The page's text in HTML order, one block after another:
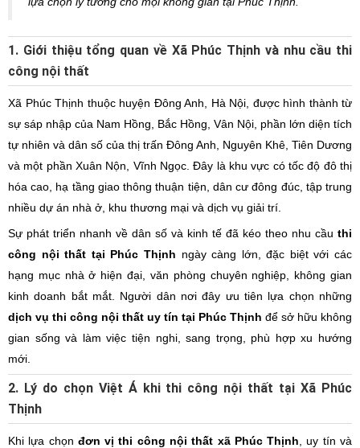
1. Giới thiệu tổng quan về Xã Phúc Thịnh và nhu cầu thi
công nội thất
Xã Phúc Thịnh thuộc huyện Đông Anh, Hà Nội, được hình thành từ
sự sáp nhập của Nam Hồng, Bắc Hồng, Vân Nội, phần lớn diện tích
tự nhiên và dân số của thị trấn Đông Anh, Nguyên Khê, Tiên Dương
và một phần Xuân Nộn, Vĩnh Ngọc. Đây là khu vực có tốc độ đô thị
hóa cao, hạ tầng giao thông thuận tiện, dân cư đông đúc, tập trung
nhiều dự án nhà ở, khu thương mại và dịch vụ giải trí.
Sự phát triển nhanh về dân số và kinh tế đã kéo theo nhu cầu thi
công nội thất tại Phúc Thịnh ngày càng lớn, đặc biệt với các
hạng mục nhà ở hiện đại, văn phòng chuyên nghiệp, không gian
kinh doanh bắt mắt. Người dân nơi đây ưu tiên lựa chọn những
dịch vụ thi công nội thất uy tín tại Phúc Thịnh để sở hữu không
gian sống và làm việc tiện nghi, sang trọng, phù hợp xu hướng
mới.
2. Lý do chọn Việt Á khi thi công nội thất tại Xã Phúc
Thịnh
Khi lựa chọn đơn vị thi công nội thất xã Phúc Thịnh , uy tín và